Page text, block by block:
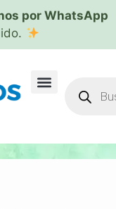
por WhatsApp